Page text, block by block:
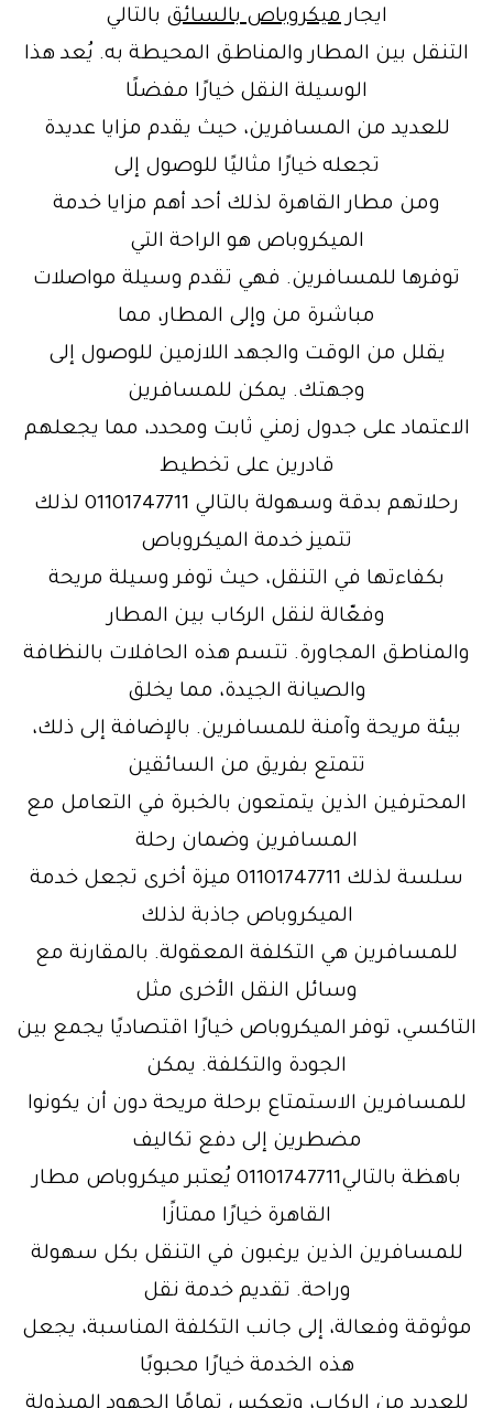
ايجارميكروباص بالسائق بالتالي
التنقل بين المطار والمناطق المحيطة به. يُعد هذا
الوسيلة النقل خيارًا مفضلًا
للعديد من المسافرين، حيث يقدم مزايا عديدة
تجعله خيارًا مثاليًا للوصول إلى
ومن مطار القاهرة لذلك أحد أهم مزايا خدمة
الميكروباص هو الراحة التي
توفرها للمسافرين. فهي تقدم وسيلة مواصلات
مباشرة من وإلى المطار، مما
يقلل من الوقت والجهد اللازمين للوصول إلى
وجهتك. يمكن للمسافرين
الاعتماد على جدول زمني ثابت ومحدد، مما يجعلهم
قادرين على تخطيط
رحلاتهم بدقة وسهولة بالتالي 01101747711 لذلك
تتميز خدمة الميكروباص
بكفاءتها في التنقل، حيث توفر وسيلة مريحة
وفعّالة لنقل الركاب بين المطار
والمناطق المجاورة. تتسم هذه الحافلات بالنظافة
والصيانة الجيدة، مما يخلق
بيئة مريحة وآمنة للمسافرين. بالإضافة إلى ذلك،
تتمتع بفريق من السائقين
المحترفين الذين يتمتعون بالخبرة في التعامل مع
المسافرين وضمان رحلة
سلسة لذلك 01101747711 ميزة أخرى تجعل خدمة
الميكروباص جاذبة لذلك
للمسافرين هي التكلفة المعقولة. بالمقارنة مع
وسائل النقل الأخرى مثل
التاكسي، توفر الميكروباص خيارًا اقتصاديًا يجمع بين
الجودة والتكلفة. يمكن
للمسافرين الاستمتاع برحلة مريحة دون أن يكونوا
مضطرين إلى دفع تكاليف
باهظة بالتالي01101747711 يُعتبر ميكروباص مطار
القاهرة خيارًا ممتازًا
للمسافرين الذين يرغبون في التنقل بكل سهولة
وراحة. تقديم خدمة نقل
موثوقة وفعالة، إلى جانب التكلفة المناسبة، يجعل
هذه الخدمة خيارًا محبوبًا